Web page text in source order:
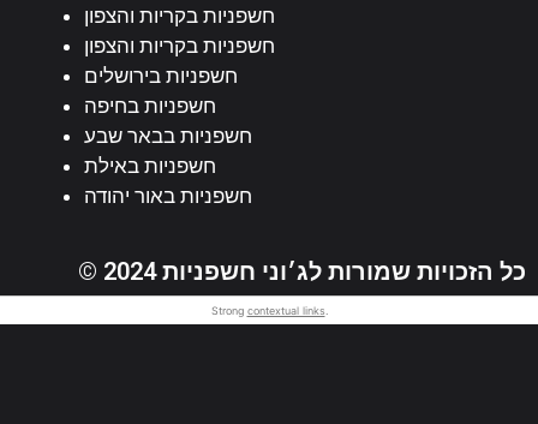
חשפניות בקריות והצפון
חשפניות בקריות והצפון
חשפניות בירושלים
חשפניות בחיפה
חשפניות בבאר שבע
חשפניות באילת
חשפניות באור יהודה
© 2024 כל הזכויות שמורות לג׳וני חשפניות
Strong contextual links.